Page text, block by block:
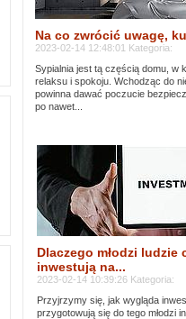
Na co zwrócić uwagę,
2023-02-14 12:48:01 Kategoria:
Sypialnia jest tą częścią domu, w
relaksu i spokoju. Wchodząc do
powinna dawać poczucie
po nawet...
Dlaczego młodzi ludzie
inwestują na...
2023-02-14 10:39:26 Kategoria:
Przyjrzymy się, jak wygląda
przygotowują się do tego młodzi